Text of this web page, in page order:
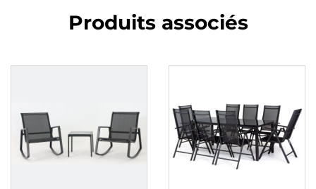
Produits associés